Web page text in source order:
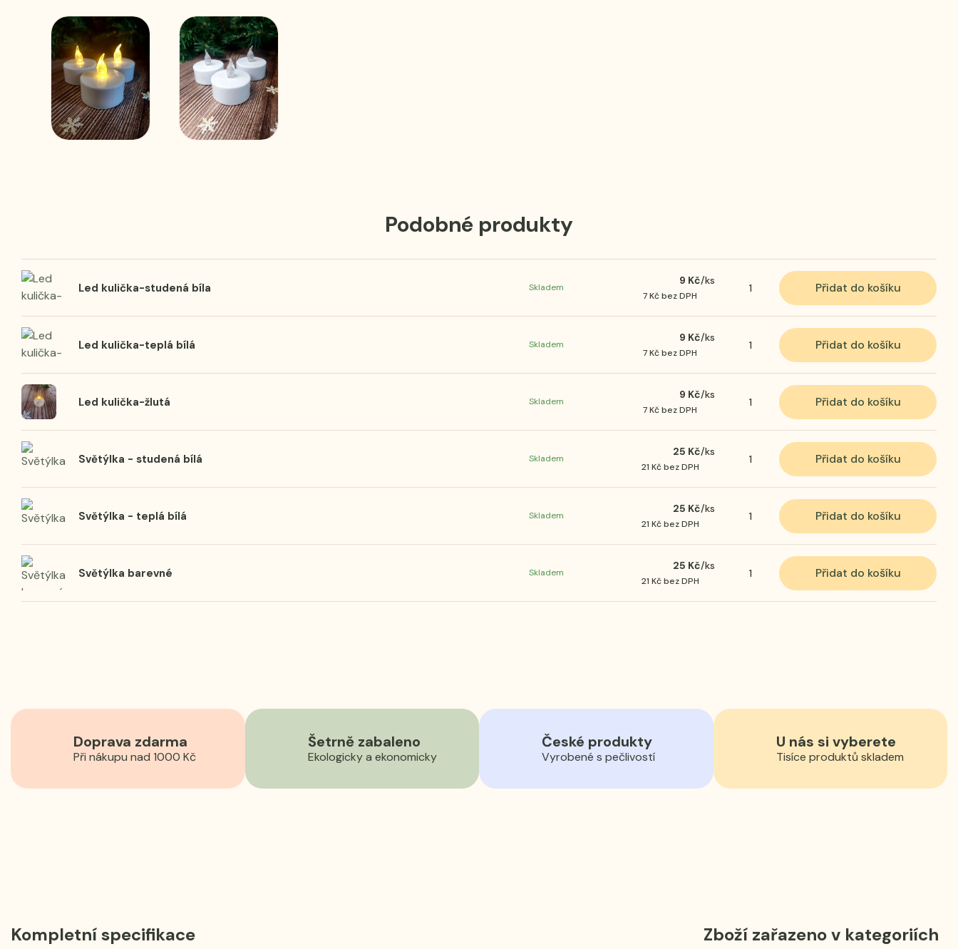
Podobné produkty
Led kulička-studená bíla
9 Kč/ks
7 Kčbez DPH
Skladem Přidat do košíku
Led kulička-teplá bílá
9 Kč/ks
7 Kčbez DPH
Skladem Přidat do košíku
Led kulička-žlutá
9 Kč/ks
7 Kčbez DPH
Skladem Přidat do košíku
Světýlka - studená bílá
25 Kč/ks
21 Kčbez DPH
Skladem Přidat do košíku
Světýlka - teplá bílá
25 Kč/ks
21 Kčbez DPH
Skladem Přidat do košíku
Světýlka barevné
25 Kč/ks
21 Kčbez DPH
Skladem Přidat do košíku
Doprava zdarma
Při nákupu nad 1000 Kč
Šetrně zabaleno
Ekologicky a ekonomicky
České produkty
Vyrobené s pečlivostí
U nás si vyberete
Tisíce produktů skladem
Kompletní specifikace Zboží zařazeno v kategoriích